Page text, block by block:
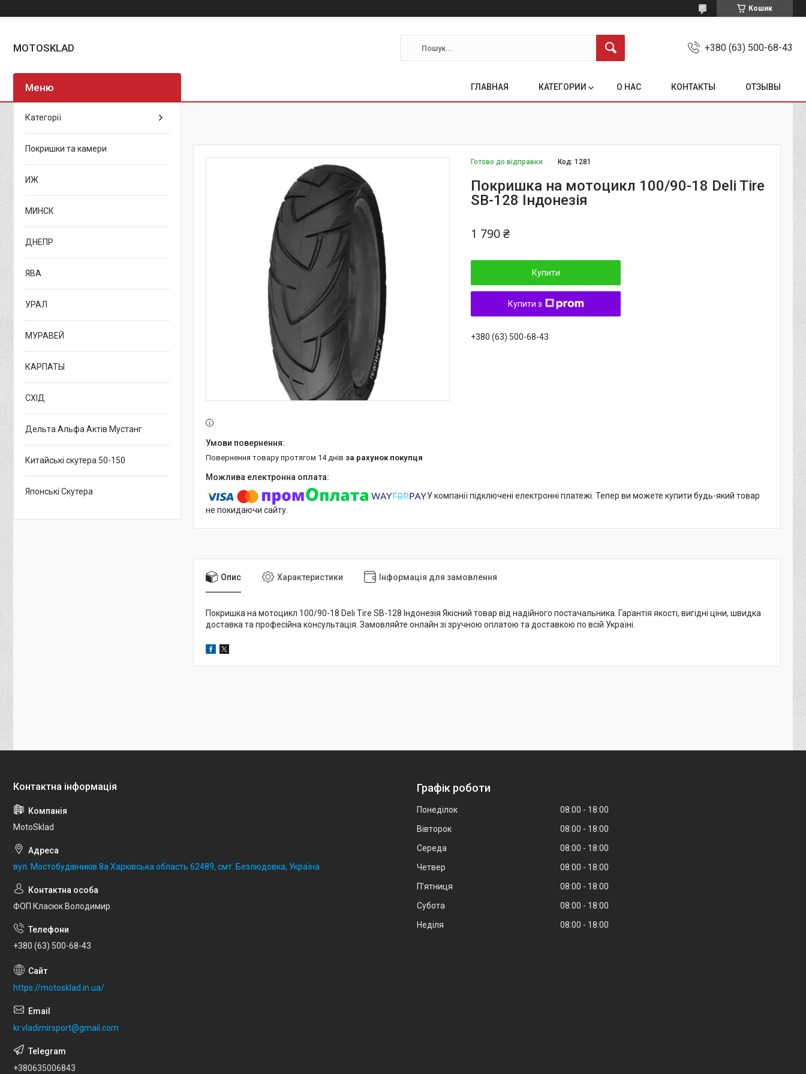
Кошик
MOTOSKLAD +380 (63) 500-68-43
ГЛАВНАЯ КАТЕГОРИИ О НАС КОНТАКТЫ ОТЗЫВЫ
Готово до відправки Код:1281
Покришка на мотоцикл 100/90-18 Deli Tire
SB-128 Індонезія
1 790 ₴
Купити
Купити з
+380 (63) 500-68-43
повернення товару протягом 14 днів за рахунок покупця
У компанії підключені електронні платежі. Тепер ви можете купити будь-який товар
не покидаючи сайту.
Опис Характеристики Інформація для замовлення
Покришка на мотоцикл 100/90-18 Deli Tire SB-128 Індонезія Якісний товар від надійного постачальника. Гарантія якості, вигідні ціни, швидка
доставка та професійна консультація. Замовляйте онлайн зі зручною оплатою та доставкою по всій Україні.
Категорії
Покришки та камери
ИЖ
МИНСК
ДНЕПР
ЯВА
УРАЛ
МУРАВЕЙ
КАРПАТЫ
СХІД
Дельта Альфа Актів Мустанг
Китайські скутера 50-150
Японські Скутера
MotoSklad
вул. Мостобудівників 8а Харківська область 62489, смт. Безлюдовка, Україна
ФОП Класюк Володимир
+380 (63) 500-68-43
https://motosklad.in.ua/
kr.vladimirsport@gmail.com
+380635006843
Графік роботи
Понеділок 08:00
18:00
Вівторок
08:00
18:00
Середа
08:00
18:00
Четвер
08:00
18:00
Пʼятниця
08:00
18:00
Субота
08:00
18:00
Неділя
08:00 18:00